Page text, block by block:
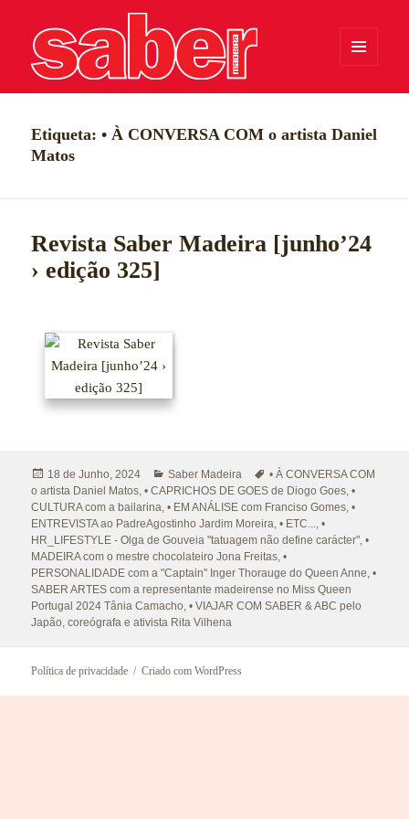
WIDGETS
Etiqueta:• À CONVERSA COM o artista Daniel
Matos
Revista Saber Madeira [junho’24
› edição 325]
Publicado
a
18 de Junho, 2024 Categorias
Saber Madeira Etiquetas
• À CONVERSA COM
o artista Daniel Matos,• CAPRICHOS DE GOES de Diogo Goes,•
CULTURA com a bailarina,• EM ANÁLISE com Franciso Gomes,•
ENTREVISTA ao PadreAgostinho Jardim Moreira,• ETC...,•
HR_LIFESTYLE - Olga de Gouveia "tatuagem não define carácter",•
MADEIRA com o mestre chocolateiro Jona Freitas,•
PERSONALIDADE com a "Captain" Inger Thorauge do Queen Anne,•
SABER ARTES com a representante madeirense no Miss Queen
Portugal 2024 Tânia Camacho,• VIAJAR COM SABER & ABC pelo
Japão,coreógrafa e ativista Rita Vilhena
Política de privacidade Criado com WordPress